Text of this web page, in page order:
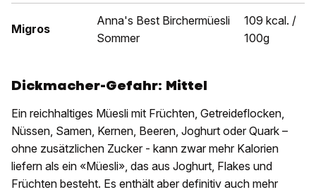
Migros
Anna's Best Birchermüesli
Sommer
109 kcal. /
100g
Dickmacher-Gefahr: Mittel
Ein reichhaltiges Müesli mit Früchten, Getreideflocken,
Nüssen, Samen, Kernen, Beeren, Joghurt oder Quark –
ohne zusätzlichen Zucker - kann zwar mehr Kalorien
liefern als ein «Müesli», das aus Joghurt, Flakes und
Früchten besteht. Es enthält aber definitiv auch mehr